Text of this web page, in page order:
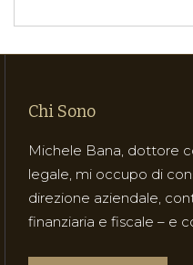
Chi Sono
Michele Bana, dottore
legale, mi occupo di
direzione aziendale,
finanziaria e fiscale – e